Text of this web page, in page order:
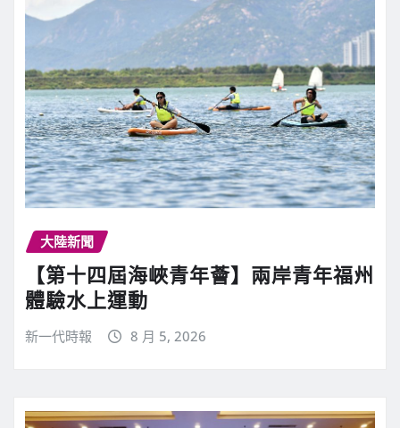
大陸新聞
【第十四屆海峽青年薈】兩岸青年福州
體驗水上運動
新一代時報 8 月 5, 2026